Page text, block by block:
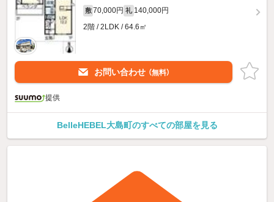
敷 70,000円 礼 140,000円
2階 / 2LDK / 64.6㎡
お問い合わせ （無料）
提供
BelleHEBEL大島町のすべての部屋を見る